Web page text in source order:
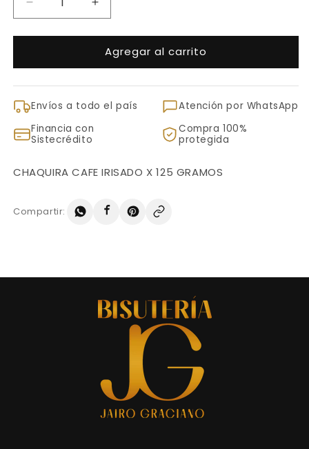
Reducir
cantidad
para
CAFE
125
GRAMOS
Aumentar
cantidad
para
CHAQUIRA
CAFE
125
Agregar al carrito
Envíos a todo el país
Atención por WhatsApp
Financia con
Sistecrédito
Compra 100%
protegida
CHAQUIRA CAFE IRISADO X 125 GRAMOS
Compartir: